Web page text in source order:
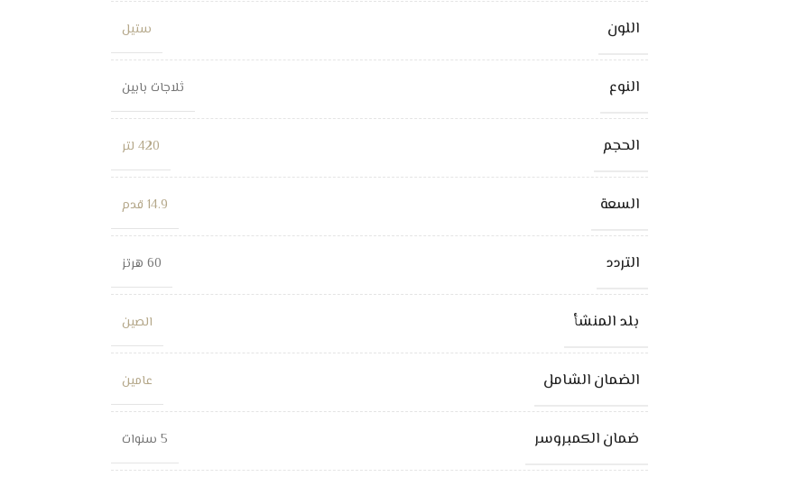
اللون ستيل
النوع ثلاجات بابين
الحجم 420 لتر
السعة 14.9 قدم
التردد 60 هرتز
بلد المنشأ الصين
الضمان الشامل عامين
ضمان الكمبروسر 5 سنوات